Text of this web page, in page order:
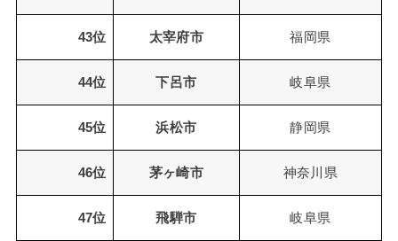
43位 太宰府市 福岡県
44位 下呂市 岐阜県
45位 浜松市 静岡県
46位 茅ヶ崎市 神奈川県
47位 飛騨市 岐阜県